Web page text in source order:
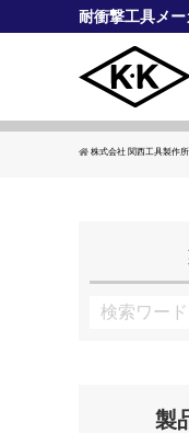
耐衝撃工具メ
株式会社 関西工具製作所
製